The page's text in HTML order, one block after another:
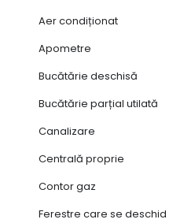
Aer condiționat
Apometre
Bucătărie deschisă
Bucătărie parțial utilată
Canalizare
Centrală proprie
Contor gaz
Ferestre care se deschid